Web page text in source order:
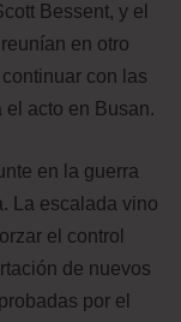
Bessent, y el
en otro
con las
acto en Busan.
en la guerra
La escalada vino
el control
de nuevos
por el